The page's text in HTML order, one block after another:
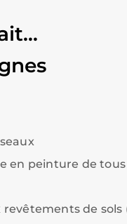
en peinture de
revêtements de sols